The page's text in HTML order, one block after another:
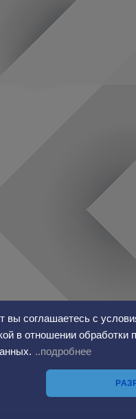
вы соглашаетесь с
в отношении обработки
..подробнее